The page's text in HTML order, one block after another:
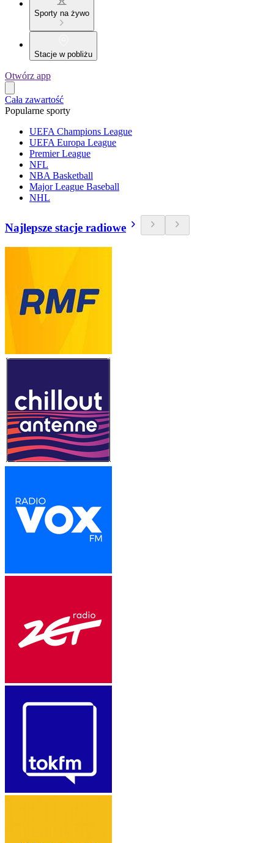
Sporty na żywo
Stacje w pobliżu
Otwórz app
Cała zawartość
Popularne sporty
UEFA Champions League
UEFA Europa League
Premier League
NFL
NBA Basketball
Major League Baseball
NHL
Najlepsze stacje radiowe